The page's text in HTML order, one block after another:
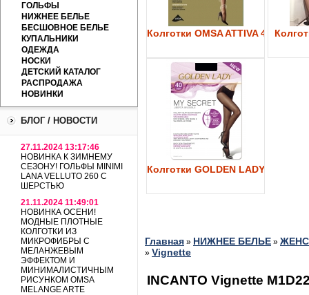
ГОЛЬФЫ
НИЖНЕЕ БЕЛЬЕ
БЕСШОВНОЕ БЕЛЬЕ
КУПАЛЬНИКИ
ОДЕЖДА
НОСКИ
ДЕТСКИЙ КАТАЛОГ
РАСПРОДАЖА
НОВИНКИ
БЛОГ / НОВОСТИ
27.11.2024 13:17:46
НОВИНКА К ЗИМНЕМУ
СЕЗОНУ! ГОЛЬФЫ MINIMI
LANA VELLUTO 260 С
ШЕРСТЬЮ
21.11.2024 11:49:01
НОВИНКА ОСЕНИ!
МОДНЫЕ ПЛОТНЫЕ
КОЛГОТКИ ИЗ
МИКРОФИБРЫ С
МЕЛАНЖЕВЫМ
ЭФФЕКТОМ И
МИНИМАЛИСТИЧНЫМ
РИСУНКОМ OMSA
MELANGE ARTE
Колготки OMSA ATTIVA 40
Колготки GOLDEN LADY My
Главная » НИЖНЕЕ БЕЛЬЕ »
» Vignette
INCANTO Vignette